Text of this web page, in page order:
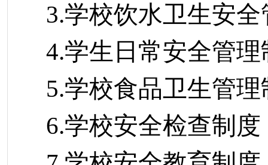
3.学校饮水卫生安
4.学生日常安全管理
5.学校食品卫生管理
6.学校安全检查制度